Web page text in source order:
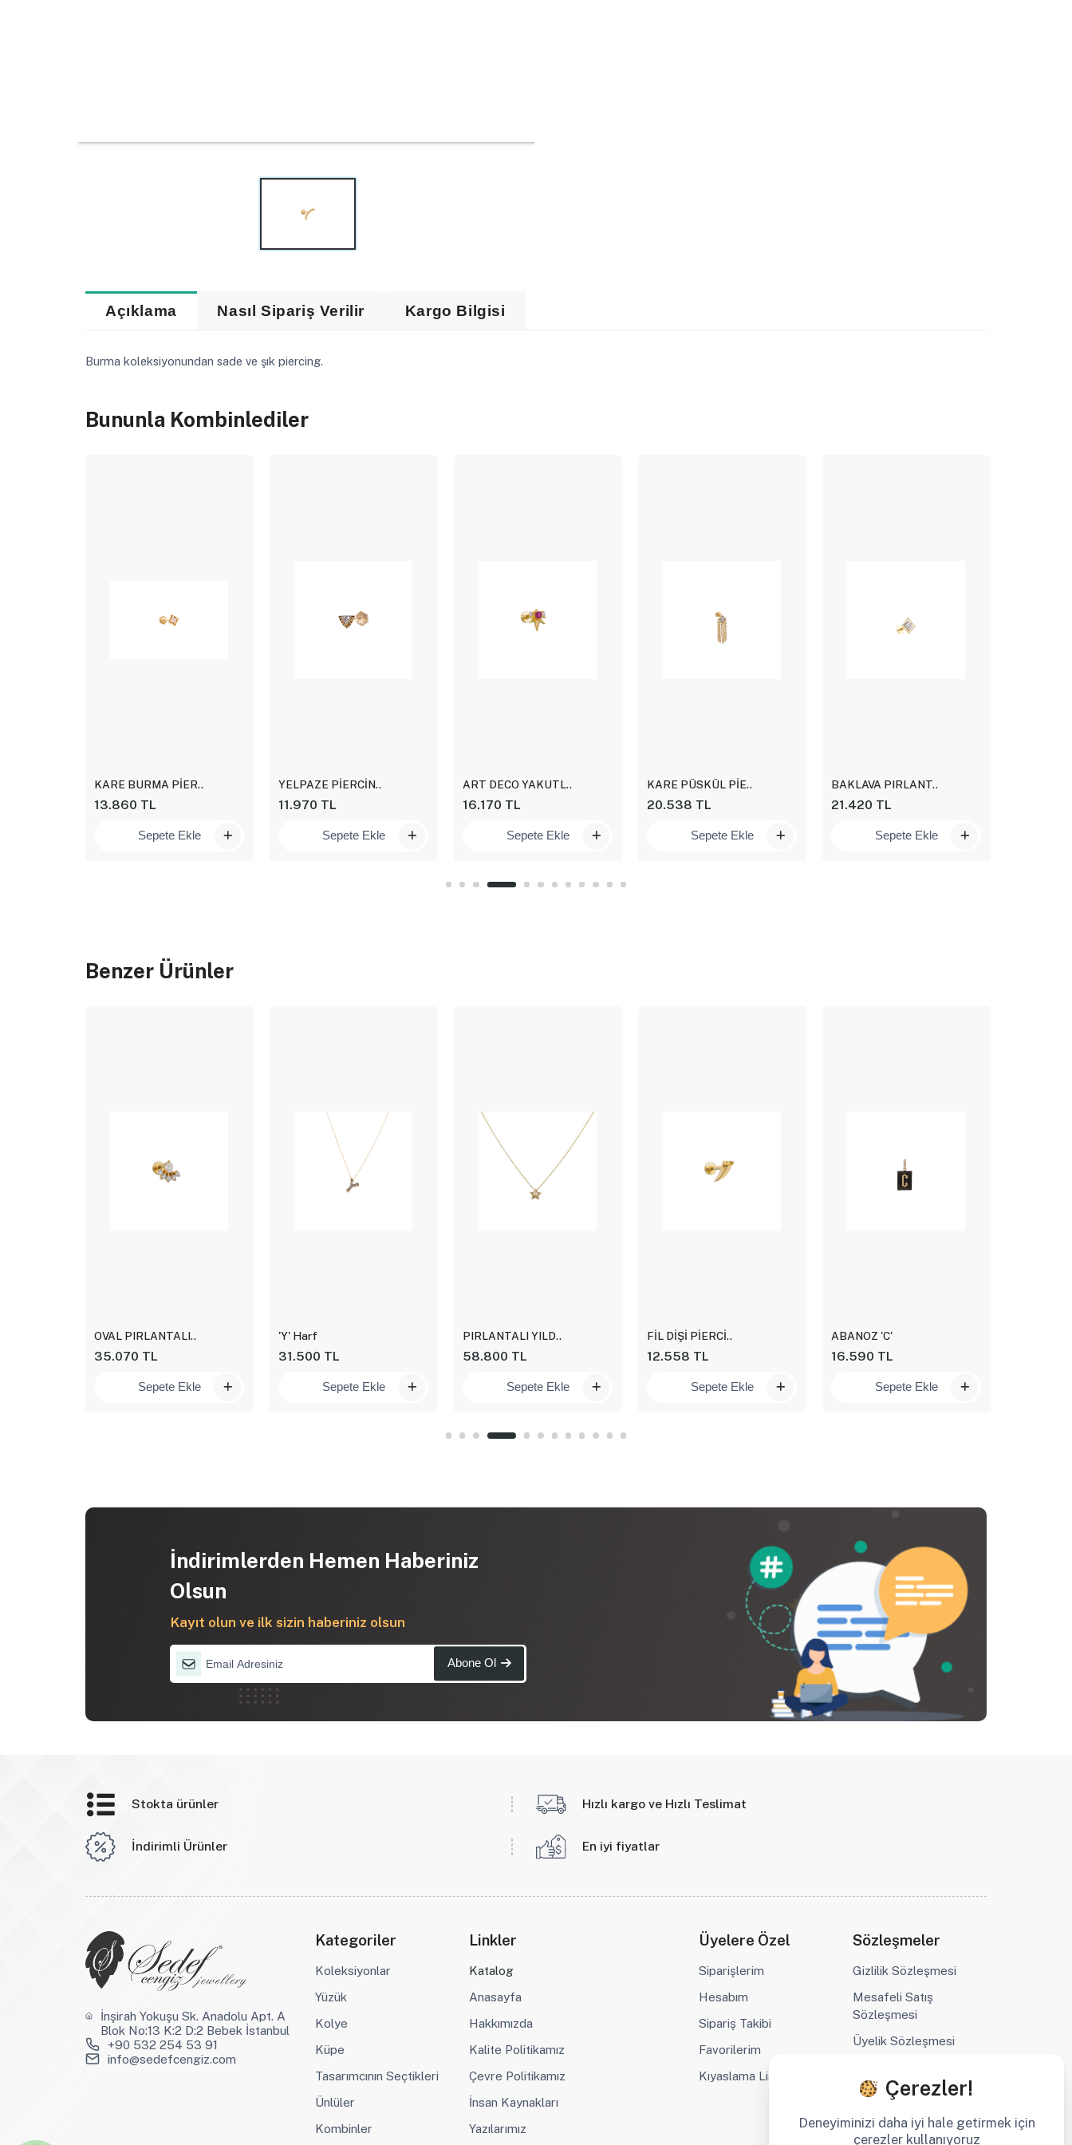
Açıklama Nasıl Sipariş Verilir Kargo Bilgisi
Burma koleksiyonundan sade ve şık piercing.
Bununla Kombinlediler
KARE BURMA PİER..
13.860 TL
Sepete Ekle
YELPAZE PİERCİN..
11.970 TL
Sepete Ekle
ART DECO YAKUTL..
16.170 TL
Sepete Ekle
KARE PÜSKÜL PİE..
20.538 TL
Sepete Ekle
BAKLAVA PIRLANT..
21.420 TL
Sepete Ekle
Benzer Ürünler
OVAL PIRLANTALI..
35.070 TL
Sepete Ekle
'Y' Harf
31.500 TL
Sepete Ekle
PIRLANTALI YILD..
58.800 TL
Sepete Ekle
FİL DİŞİ PİERCİ..
12.558 TL
Sepete Ekle
ABANOZ 'C'
16.590 TL
Sepete Ekle
İndirimlerden Hemen Haberiniz
Olsun
Kayıt olun ve ilk sizin haberiniz olsun
Abone Ol
Stokta ürünler Hızlı kargo ve Hızlı Teslimat
İndirimli Ürünler En iyi fiyatlar
İnşirah Yokuşu Sk. Anadolu Apt. A
Blok No:13 K:2 D:2 Bebek İstanbul
+90 532 254 53 91
info@sedefcengiz.com
Kategoriler
Koleksiyonlar
Yüzük
Kolye
Küpe
Tasarımcının Seçtikleri
Ünlüler
Kombinler
Linkler
Katalog
Anasayfa
Hakkımızda
Kalite Politikamız
Çevre Politikamız
İnsan Kaynakları
Yazılarımız
Üyelere Özel
Siparişlerim
Hesabım
Sipariş Takibi
Favorilerim
Kıyaslama Listesi
Sözleşmeler
Gizlilik Sözleşmesi
Mesafeli Satış
Sözleşmesi
Üyelik Sözleşmesi
Metni
Çerezler!
Deneyiminizi daha iyi hale getirmek için
çerezler kullanıyoruz